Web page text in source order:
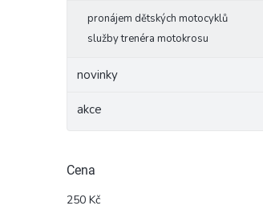
pronájem dětských motocyklů
služby trenéra motokrosu
novinky
akce
Cena
250 Kč